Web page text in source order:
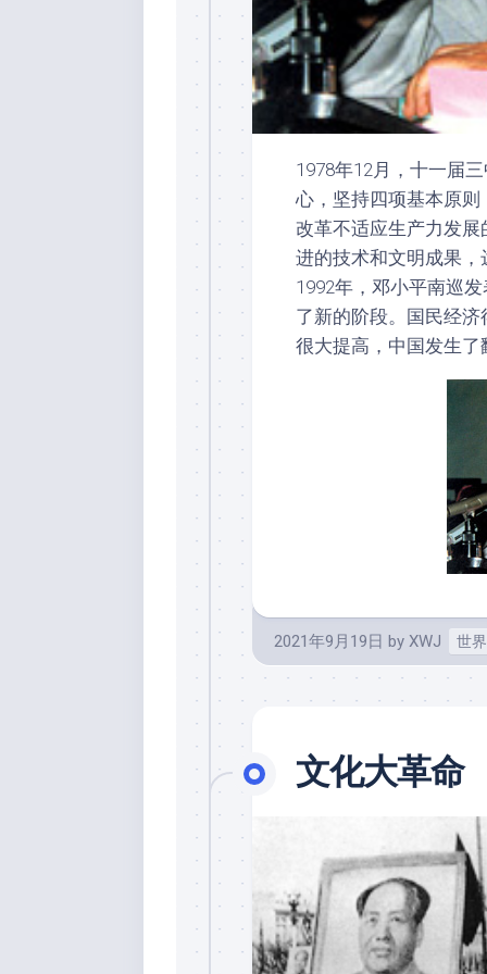
1978年12月，十一届
心，坚持四项基本原
改革不适应生产力发
进的技术和文明成果
1992年，邓小平南巡
了新的阶段。国民经
很大提高，中国发生
2021年9月19日 by XWJ 世
文化大革命